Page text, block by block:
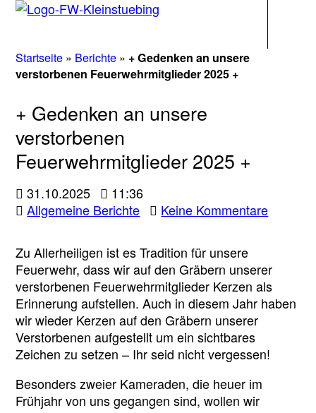
Startseite » Berichte » + Gedenken an unsere
verstorbenen Feuerwehrmitglieder 2025 +
+ Gedenken an unsere
verstorbenen
Feuerwehrmitglieder 2025 +
31.10.2025
11:36
Allgemeine Berichte
Keine Kommentarezu
unsere
Zu Allerheiligen ist es Tradition für unsere
Feuerwehr, dass wir auf den Gräbern unserer
verstorbenen Feuerwehrmitglieder Kerzen als
Erinnerung aufstellen. Auch in diesem Jahr haben
wir wieder Kerzen auf den Gräbern unserer
Verstorbenen aufgestellt um ein sichtbares
Zeichen zu setzen – Ihr seid nicht vergessen!
Besonders zweier Kameraden, die heuer im
Frühjahr von uns gegangen sind, wollen wir